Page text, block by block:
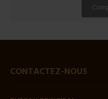
CONTACTEZ-NOUS